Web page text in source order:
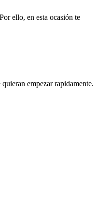
ello, en esta ocasión te
empezar rapidamente.